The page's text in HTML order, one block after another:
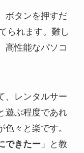
ボタンを押すだ
られます。難し
高性能なパソコ
、レンタルサー
遊ぶ程度であれ
々と楽です。
できたー 」と教